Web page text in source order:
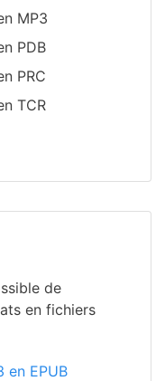
MP3
PDB
PRC
TCR
de
en fichiers
en EPUB